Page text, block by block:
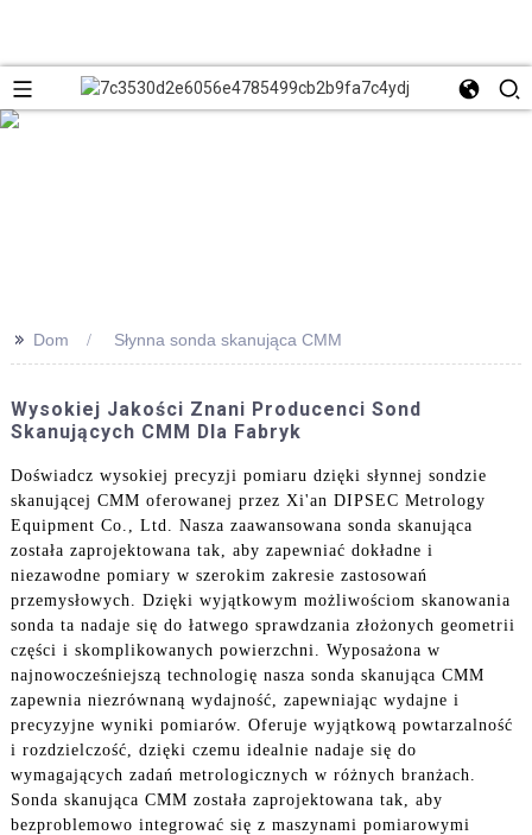
>> Dom Słynna sonda skanująca CMM
Wysokiej Jakości Znani Producenci Sond
Skanujących CMM Dla Fabryk
Doświadcz wysokiej precyzji pomiaru dzięki słynnej sondzie
skanującej CMM oferowanej przez Xi'an DIPSEC Metrology
Equipment Co., Ltd. Nasza zaawansowana sonda skanująca
została zaprojektowana tak, aby zapewniać dokładne i
niezawodne pomiary w szerokim zakresie zastosowań
przemysłowych. Dzięki wyjątkowym możliwościom skanowania
sonda ta nadaje się do łatwego sprawdzania złożonych geometrii
części i skomplikowanych powierzchni. Wyposażona w
najnowocześniejszą technologię nasza sonda skanująca CMM
zapewnia niezrównaną wydajność, zapewniając wydajne i
precyzyjne wyniki pomiarów. Oferuje wyjątkową powtarzalność
i rozdzielczość, dzięki czemu idealnie nadaje się do
wymagających zadań metrologicznych w różnych branżach.
Sonda skanująca CMM została zaprojektowana tak, aby
bezproblemowo integrować się z maszynami pomiarowymi